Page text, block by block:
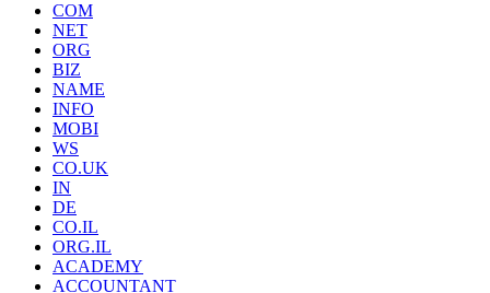
COM
NET
ORG
BIZ
NAME
INFO
MOBI
WS
CO.UK
IN
DE
CO.IL
ORG.IL
ACADEMY
ACCOUNTANT